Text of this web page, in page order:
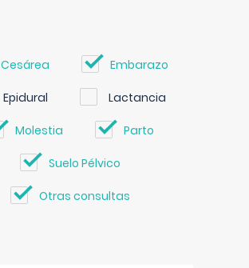
Cesárea Embarazo
Epidural Lactancia
Molestia Parto
Suelo Pélvico
Otras consultas